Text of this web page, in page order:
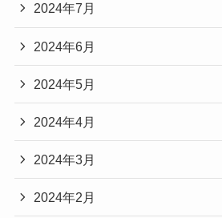
2024年7月
2024年6月
2024年5月
2024年4月
2024年3月
2024年2月